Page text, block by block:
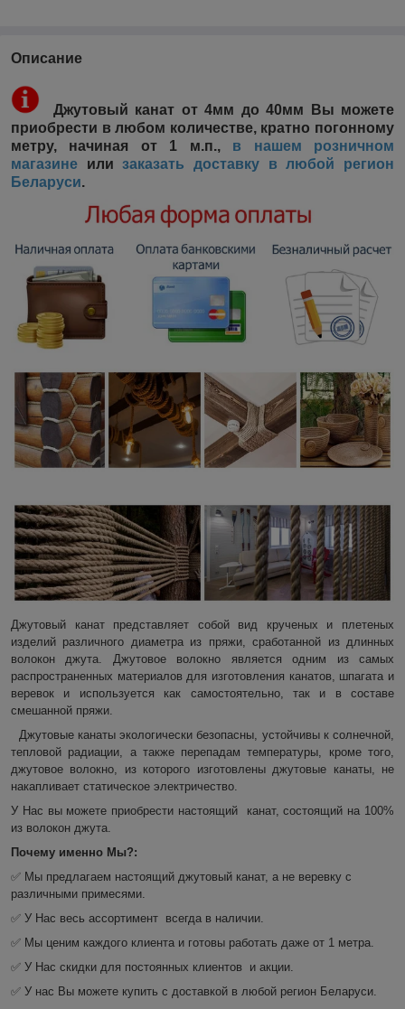
Описание
Джутовый канат от 4мм до 40мм Вы можете
приобрести в любом количестве, кратно погонному
метру, начиная от 1 м.п., в нашем розничном
магазине илизаказать доставку в любой регион
Беларуси.
Джутовый канат представляет собой вид крученых и плетеных
изделий различного диаметра из пряжи, сработанной из длинных
волокон джута. Джутовое волокно является одним из самых
распространенных материалов для изготовления канатов, шпагата и
веревок и используется как самостоятельно, так и в составе
смешанной пряжи.
Джутовые канаты экологически безопасны, устойчивы к солнечной,
тепловой радиации, а также перепадам температуры, кроме того,
джутовое волокно, из которого изготовлены джутовые канаты, не
накапливает статическое электричество.
У Нас вы можете приобрести настоящий канат, состоящий на 100%
из волокон джута.
Почему именно Мы?:
✅ Мы предлагаем настоящий джутовый канат, а не веревку с
различными примесями.
✅ У Нас весь ассортимент всегда в наличии.
✅ Мы ценим каждого клиента и готовы работать даже от 1 метра.
✅ У Нас скидки для постоянных клиентов и акции.
✅ У нас Вы можете купить с доставкой в любой регион Беларуси.